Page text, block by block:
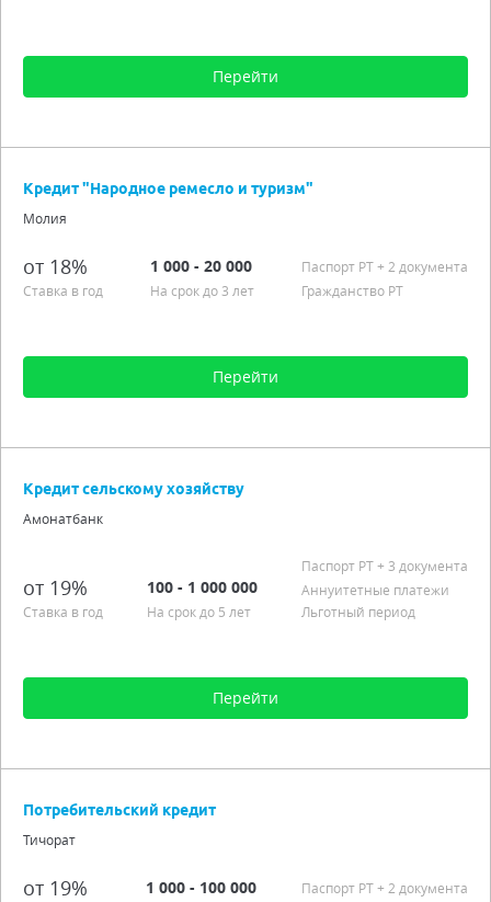
Перейти
Процентная ставка от 18,00%
Гражданство РТ
Подробно
Кредит "Народное ремесло и туризм"
Молия
от 18%
Ставка в год
1 000 - 20 000
На срок до 3 лет
Паспорт РT+ 2 документа
Гражданство РТ
Перейти
Процентная ставка от 18,00%
Гражданство РТ
Подробно
Кредит сельскому хозяйству
Амонатбанк
от 19%
Ставка в год
100 - 1 000 000
На срок до 5 лет
Паспорт РT+ 3 документа
Аннуитетные платежи
Льготный период
Перейти
Процентная ставка от 19,00% до 21,00%
Аннуитетные платежи
Льготный период
Потребительский кредит
Тичорат
от 19% 1 000 - 100 000 Паспорт РT+ 2 документа